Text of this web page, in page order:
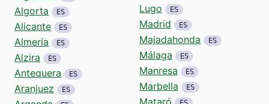
Algorta ES
Alicante ES
Almería ES
Alzira ES
Antequera ES
Aranjuez ES
Lugo ES
Madrid ES
Majadahonda ES
Málaga ES
Manresa ES
Marbella ES
Mataró